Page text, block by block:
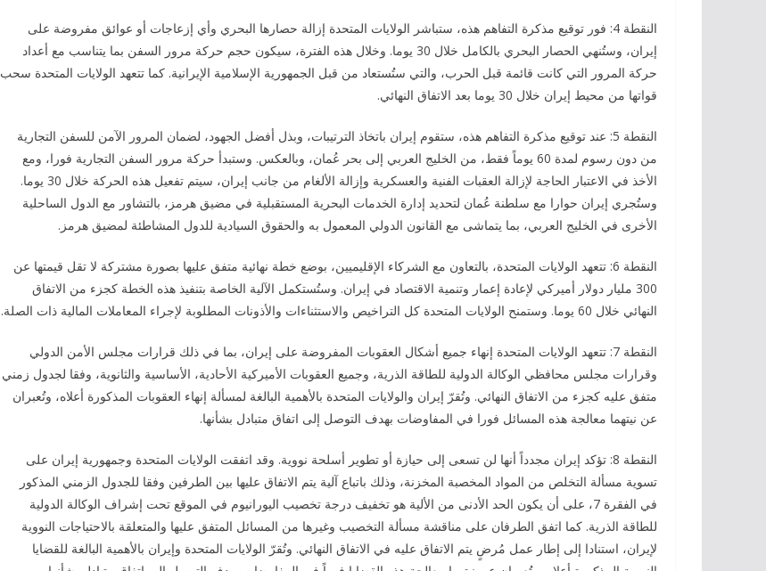
النقطة 4: فور توقيع مذكرة التفاهم هذه، ستباشر الولايات المتحدة إزالة حصارها البحري وأي إزعاجات أو عوائق مفروضة على
إيران، وستُنهي الحصار البحري بالكامل خلال 30 يوما. وخلال هذه الفترة، سيكون حجم حركة مرور السفن بما يتناسب مع أعداد
حركة المرور التي كانت قائمة قبل الحرب، والتي ستُستعاد من قبل الجمهورية الإسلامية الإيرانية. كما تتعهد الولايات المتحدة سحب
قواتها من محيط إيران خلال 30 يوما بعد الاتفاق النهائي.
النقطة 5: عند توقيع مذكرة التفاهم هذه، ستقوم إيران باتخاذ الترتيبات، وبذل أفضل الجهود، لضمان المرور الآمن للسفن التجارية
من دون رسوم لمدة 60 يوماً فقط، من الخليج العربي إلى بحر عُمان، وبالعكس. وستبدأ حركة مرور السفن التجارية فورا، ومع
الأخذ في الاعتبار الحاجة لإزالة العقبات الفنية والعسكرية وإزالة الألغام من جانب إيران، سيتم تفعيل هذه الحركة خلال 30 يوما.
وستُجري إيران حوارا مع سلطنة عُمان لتحديد إدارة الخدمات البحرية المستقبلية في مضيق هرمز، بالتشاور مع الدول الساحلية
الأخرى في الخليج العربي، بما يتماشى مع القانون الدولي المعمول به والحقوق السيادية للدول المشاطئة لمضيق هرمز.
النقطة 6: تتعهد الولايات المتحدة، بالتعاون مع الشركاء الإقليميين، بوضع خطة نهائية متفق عليها بصورة مشتركة لا تقل قيمتها عن
300 مليار دولار أميركي لإعادة إعمار وتنمية الاقتصاد في إيران. وستُستكمل الآلية الخاصة بتنفيذ هذه الخطة كجزء من الاتفاق
النهائي خلال 60 يوما. وستمنح الولايات المتحدة كل التراخيص والاستثناءات والأذونات المطلوبة لإجراء المعاملات المالية ذات الصلة.
النقطة 7: تتعهد الولايات المتحدة إنهاء جميع أشكال العقوبات المفروضة على إيران، بما في ذلك قرارات مجلس الأمن الدولي
وقرارات مجلس محافظي الوكالة الدولية للطاقة الذرية، وجميع العقوبات الأميركية الأحادية، الأساسية والثانوية، وفقا لجدول زمني
متفق عليه كجزء من الاتفاق النهائي. وتُقرّ إيران والولايات المتحدة بالأهمية البالغة لمسألة إنهاء العقوبات المذكورة أعلاه، وتُعبران
عن نيتهما معالجة هذه المسائل فورا في المفاوضات بهدف التوصل إلى اتفاق متبادل بشأنها.
النقطة 8: تؤكد إيران مجدداً أنها لن تسعى إلى حيازة أو تطوير أسلحة نووية. وقد اتفقت الولايات المتحدة وجمهورية إيران على
تسوية مسألة التخلص من المواد المخصبة المخزنة، وذلك باتباع آلية يتم الاتفاق عليها بين الطرفين وفقا للجدول الزمني المذكور
في الفقرة 7، على أن يكون الحد الأدنى من الألية هو تخفيف درجة تخصيب اليورانيوم في الموقع تحت إشراف الوكالة الدولية
للطاقة الذرية. كما اتفق الطرفان على مناقشة مسألة التخصيب وغيرها من المسائل المتفق عليها والمتعلقة بالاحتياجات النووية
لإيران، استنادا إلى إطار عمل مُرضٍ يتم الاتفاق عليه في الاتفاق النهائي. وتُقرّ الولايات المتحدة وإيران بالأهمية البالغة للقضايا